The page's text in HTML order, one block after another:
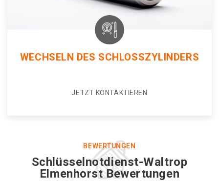
WECHSELN DES SCHLOSSZYLINDERS
JETZT KONTAKTIEREN
BEWERTUNGEN
Schlüsselnotdienst-Waltrop
Elmenhorst Bewertungen